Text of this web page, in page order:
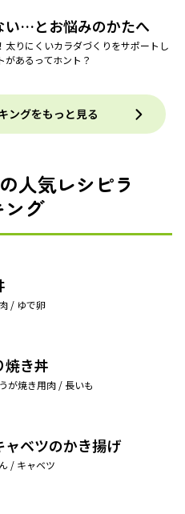
い…とお悩みのかたへ
太りにくいカラダづくりをサポートし
があるってホント？
ングをもっと見る
人気レシピラ
ング
/ ゆで卵
焼き丼
が焼き用肉 / 長いも
ャベツのかき揚げ
/ キャベツ